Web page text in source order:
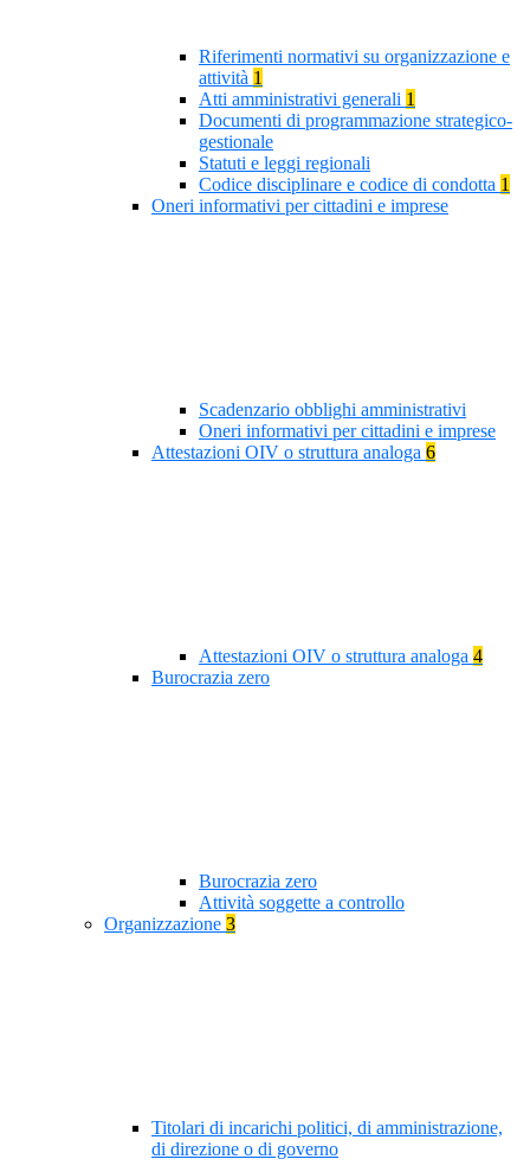
Riferimenti normativi su organizzazione e
attività 1
Atti amministrativi generali 1
Documenti di programmazione strategico-
gestionale
Statuti e leggi regionali
Codice disciplinare e codice di condotta 1
Oneri informativi per cittadini e imprese
Scadenzario obblighi amministrativi
Oneri informativi per cittadini e imprese
Attestazioni OIV o struttura analoga 6
Attestazioni OIV o struttura analoga 4
Burocrazia zero
Burocrazia zero
Attività soggette a controllo
Organizzazione 3
Titolari di incarichi politici, di amministrazione,
di direzione o di governo